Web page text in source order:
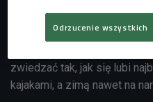
Wigierski Park Narodowy
zwiedzać tak, jak się lubi
kajakami, a zimą nawet na
Odrzucenie wszystkich